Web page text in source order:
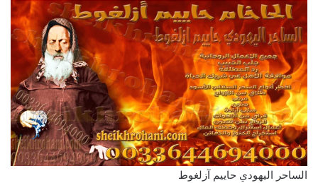
الساحر اليهودي حاييم آزلغوط